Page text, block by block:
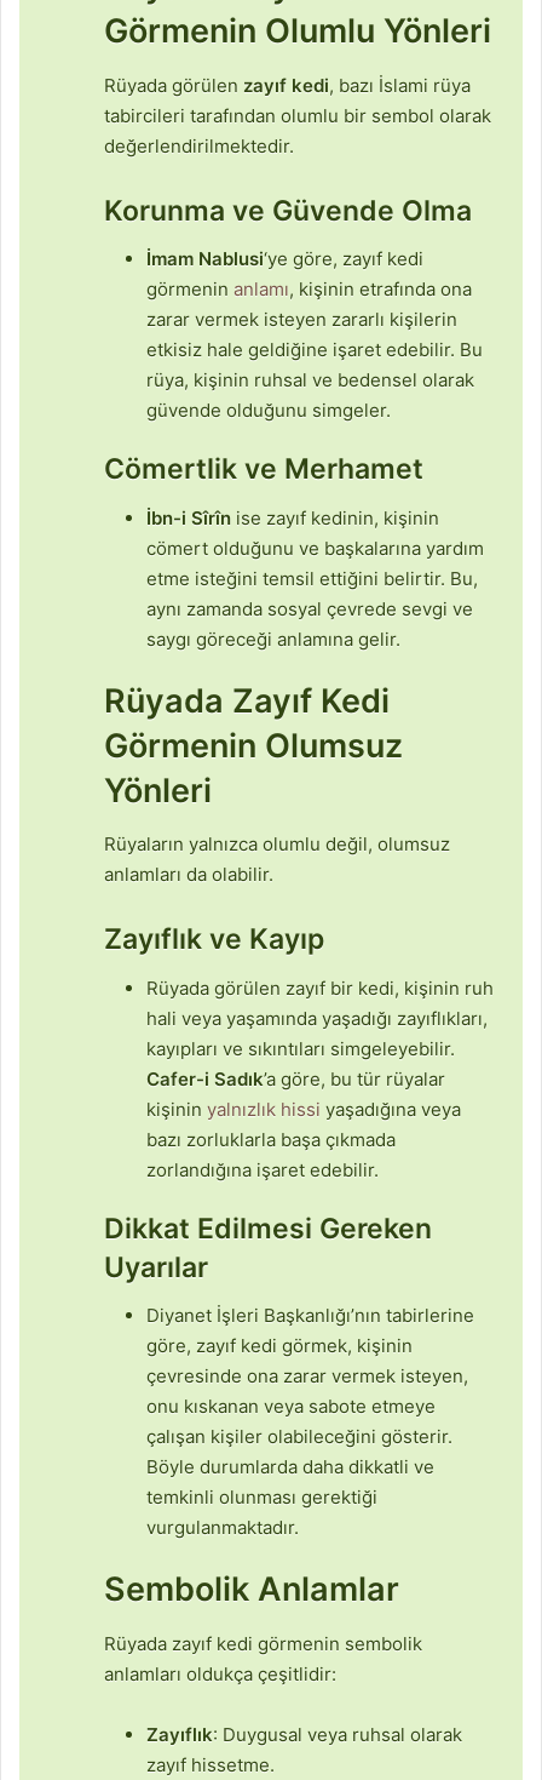
Görmenin Olumlu Yönleri
Rüyada görülen zayıf kedi, bazı İslami rüya
tabircileri tarafından olumlu bir sembol olarak
değerlendirilmektedir.
Korunma ve Güvende Olma
İmam Nablusi‘ye göre, zayıf kedi
görmenin anlamı, kişinin etrafında ona
zarar vermek isteyen zararlı kişilerin
etkisiz hale geldiğine işaret edebilir. Bu
rüya, kişinin ruhsal ve bedensel olarak
güvende olduğunu simgeler.
Cömertlik ve Merhamet
İbn-i Sîrîn ise zayıf kedinin, kişinin
cömert olduğunu ve başkalarına yardım
etme isteğini temsil ettiğini belirtir. Bu,
aynı zamanda sosyal çevrede sevgi ve
saygı göreceği anlamına gelir.
Rüyada Zayıf Kedi
Görmenin Olumsuz
Yönleri
Rüyaların yalnızca olumlu değil, olumsuz
anlamları da olabilir.
Zayıflık ve Kayıp
Rüyada görülen zayıf bir kedi, kişinin ruh
hali veya yaşamında yaşadığı zayıflıkları,
kayıpları ve sıkıntıları simgeleyebilir.
Cafer-i Sadık’a göre, bu tür rüyalar
kişinin yalnızlık hissi yaşadığına veya
bazı zorluklarla başa çıkmada
zorlandığına işaret edebilir.
Dikkat Edilmesi Gereken
Uyarılar
Diyanet İşleri Başkanlığı’nın tabirlerine
göre, zayıf kedi görmek, kişinin
çevresinde ona zarar vermek isteyen,
onu kıskanan veya sabote etmeye
çalışan kişiler olabileceğini gösterir.
Böyle durumlarda daha dikkatli ve
temkinli olunması gerektiği
vurgulanmaktadır.
Sembolik Anlamlar
Rüyada zayıf kedi görmenin sembolik
anlamları oldukça çeşitlidir:
Zayıflık: Duygusal veya ruhsal olarak
zayıf hissetme.